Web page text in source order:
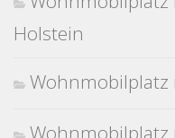
Holstein
Wohnmobilplatz
Wohnmobilplatz